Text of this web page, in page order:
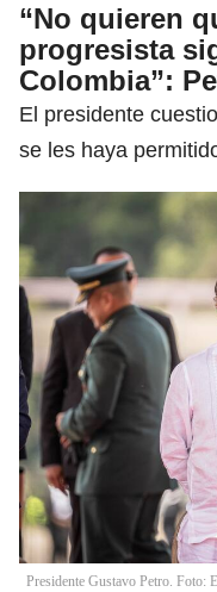
“No quieren
progresista
Colombia”:
El presidente
se les haya
Presidente Gustavo Petro. Foto: